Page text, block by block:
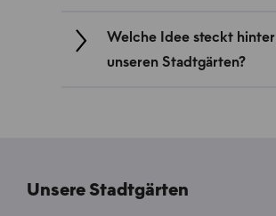
Welche Idee steckt hinter
unseren Stadtgärten?
Unsere Stadtgärten